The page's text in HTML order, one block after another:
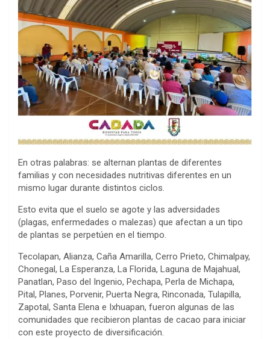
En otras palabras: se alternan plantas de diferentes
familias y con necesidades nutritivas diferentes en un
mismo lugar durante distintos ciclos.
Esto evita que el suelo se agote y las adversidades
(plagas, enfermedades o malezas) que afectan a un tipo
de plantas se perpetúen en el tiempo.
Tecolapan, Alianza, Caña Amarilla, Cerro Prieto, Chimalpay,
Chonegal, La Esperanza, La Florida, Laguna de Majahual,
Panatlan, Paso del Ingenio, Pechapa, Perla de Michapa,
Pital, Planes, Porvenir, Puerta Negra, Rinconada, Tulapilla,
Zapotal, Santa Elena e Ixhuapan, fueron algunas de las
comunidades que recibieron plantas de cacao para iniciar
con este proyecto de diversificación.